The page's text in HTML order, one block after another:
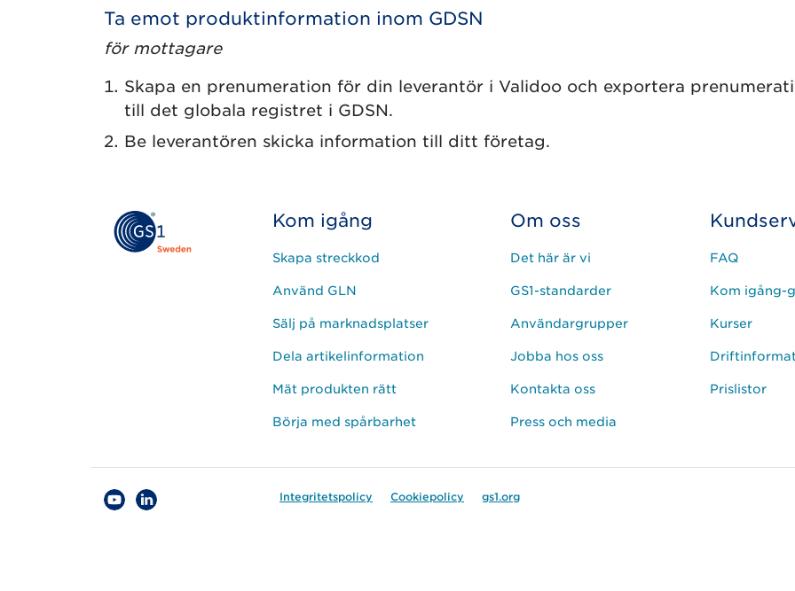
Ta emot produktinformation inom GDSN
för mottagare
Skapa en prenumeration för din leverantör i Validoo och exportera
till det globala registret i GDSN.
Be leverantören skicka information till ditt företag.
Kom igång
Skapa streckkod
Använd GLN
Sälj på marknadsplatser
Dela artikelinformation
Mät produkten rätt
Börja med spårbarhet
Om oss
Det här är vi
GS1-standarder
Användargrupper
Jobba hos oss
Kontakta oss
Press och media
FAQ
Kom igång-
Kurser
Prislistor
Integritetspolicy Cookiepolicy gs1.org